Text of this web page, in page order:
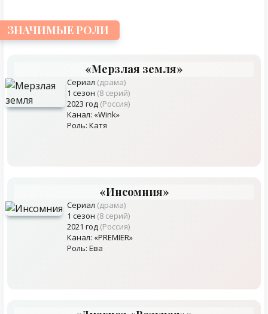
ЗНАЧИМЫЕ РОЛИ
«Мерзлая земля»
Сериал (драма)
1 сезон (8 серий)
2023 год (Россия)
Канал: «Wink»
Роль: Катя
«Инсомния»
Сериал (драма)
1 сезон (8 серий)
2021 год (Россия)
Канал: «PREMIER»
Роль: Ева